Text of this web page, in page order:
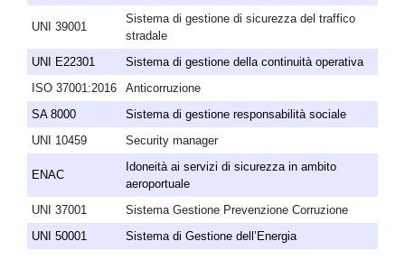
UNI 39001
Sistema di gestione di sicurezza del traffico
stradale
UNI E22301
Sistema di gestione della continuità operativa
ISO 37001:2016
Anticorruzione
SA 8000
Sistema di gestione responsabilità sociale
UNI 10459
Security manager
ENAC
Idoneità ai servizi di sicurezza in ambito
aeroportuale
UNI 37001
Sistema Gestione Prevenzione Corruzione
UNI 50001
Sistema di Gestione dell’Energia